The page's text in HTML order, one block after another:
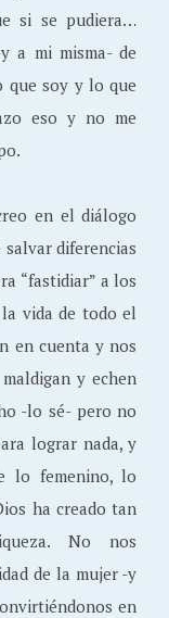
si se pudiera…
a mi misma- de
que soy y lo que
eso y no me
en el diálogo
diferencias
“fastidiar” a los
vida de todo el
en cuenta y nos
y echen
-lo sé- pero no
lograr nada, y
lo femenino, lo
ha creado tan
No nos
de la mujer -y
en